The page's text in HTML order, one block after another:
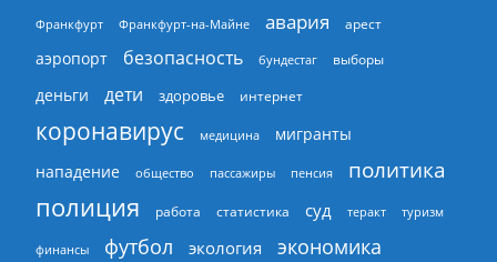
Франкфурт Франкфурт-на-Майне авария арест
аэропорт безопасность бундестаг выборы
деньги дети здоровье интернет
коронавирус медицина
мигранты
нападение
общество пассажиры пенсия политика
полиция работа статистика суд теракт туризм
финансы футбол экология экономика